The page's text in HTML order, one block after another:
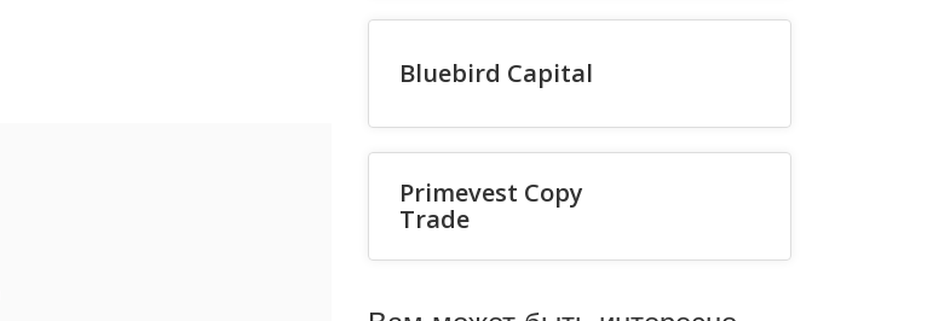
Bluebird Capital
Primevest Copy
Trade